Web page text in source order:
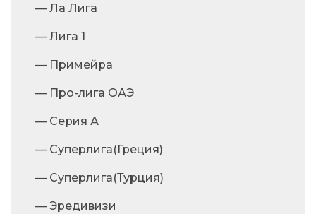
— Ла Лига
— Лига 1
— Примейра
— Про-лига ОАЭ
— Серия А
— Суперлига(Греция)
— Суперлига(Турция)
— Эредивизи